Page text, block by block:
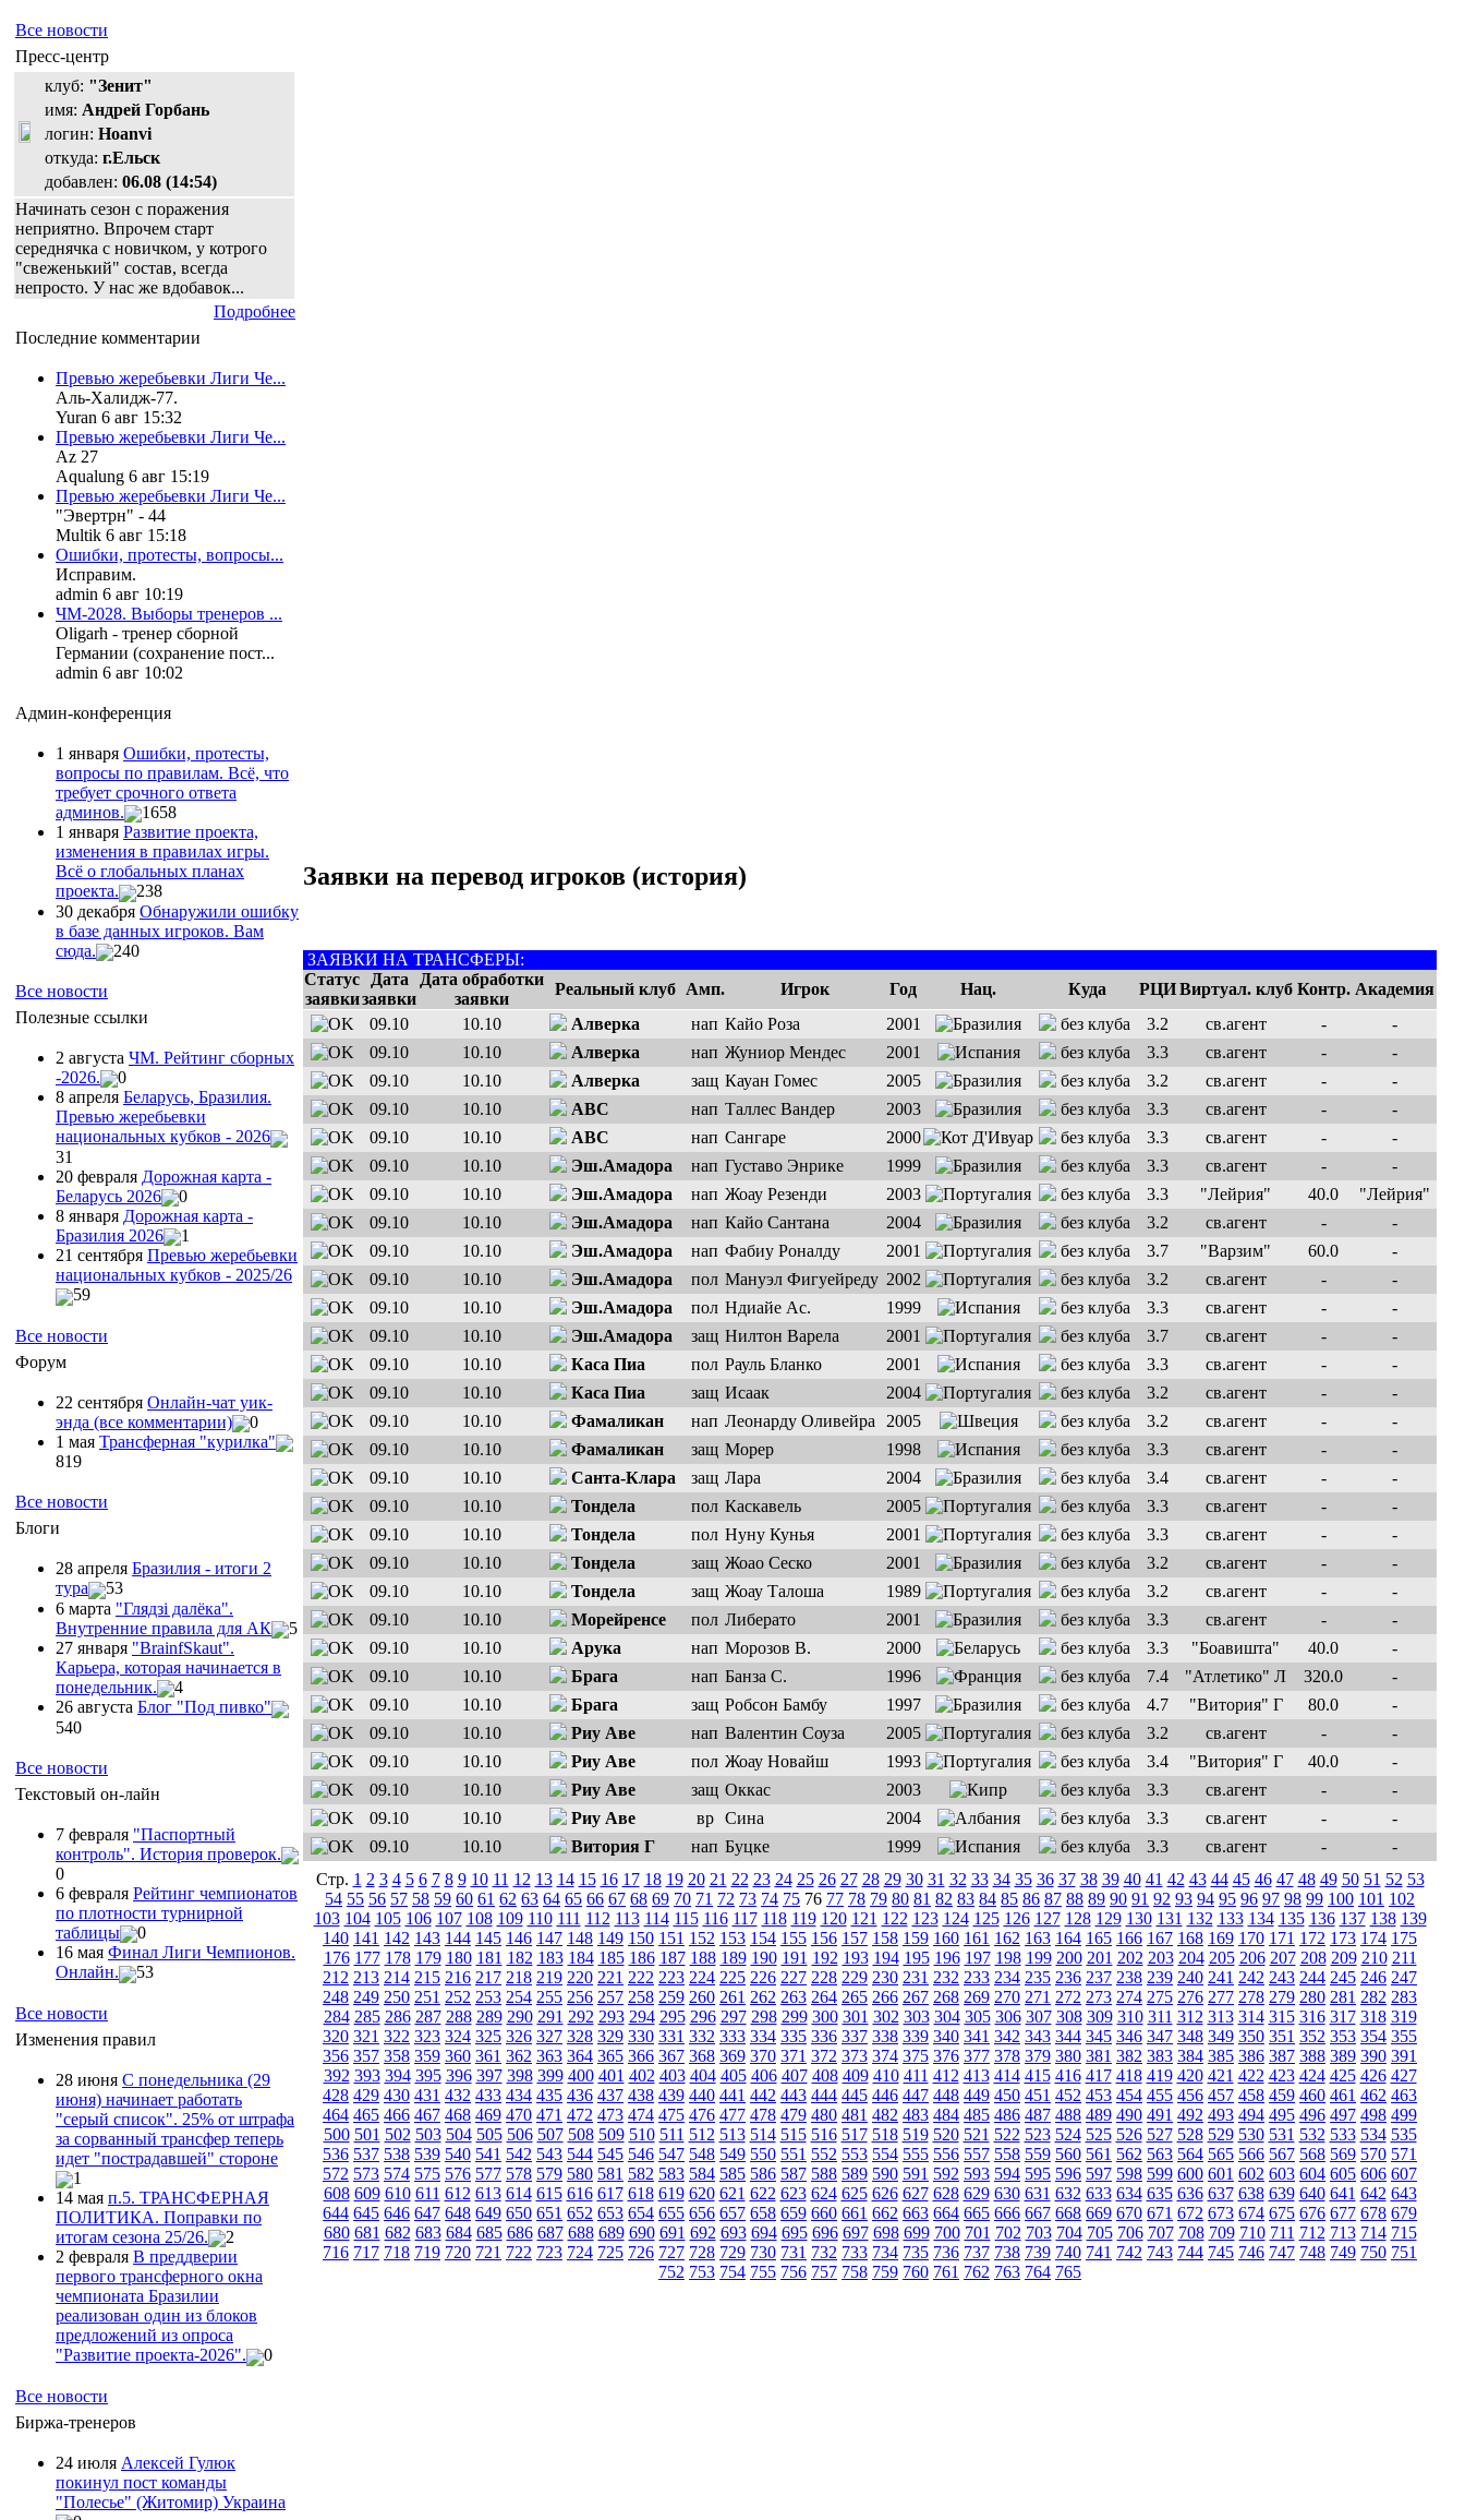
Все новости
Пресс-центр
клуб: "Зенит"
имя: Андрей Горбань
логин: Hoanvi
откуда: г.Ельск
добавлен: 06.08 (14:54)
Начинать сезон с поражения
неприятно. Впрочем старт
середнячка с новичком, у котрого
"свеженький" состав, всегда
непросто. У нас же вдобавок...
Подробнее
Последние комментарии
Превью жеребьевки Лиги Че...
Аль-Халидж-77.
Yuran 6 авг 15:32
Превью жеребьевки Лиги Че...
Az 27
Aqualung 6 авг 15:19
Превью жеребьевки Лиги Че...
"Эвертрн" - 44
Multik 6 авг 15:18
Ошибки, протесты, вопросы...
Исправим.
admin 6 авг 10:19
ЧМ-2028. Выборы тренеров ...
Oligarh - тренер сборной
Германии (сохранение пост...
admin 6 авг 10:02
Админ-конференция
1 января Ошибки, протесты,
вопросы по правилам. Всё, что
требует срочного ответа
админов.
1658
1 января Развитие проекта,
изменения в правилах игры.
Всё о глобальных планах
проекта.
238
30 декабря Обнаружили ошибку
в базе данных игроков. Вам
сюда.
240
Все новости
Полезные ссылки
2 августа ЧМ. Рейтинг сборных
-2026.
0
8 апреля Беларусь, Бразилия.
Превью жеребьевки
национальных кубков - 2026
31
20 февраля Дорожная карта -
Беларусь 2026
0
8 января Дорожная карта -
Бразилия 2026
1
21 сентября Превью жеребьевки
национальных кубков - 2025/26
59
Все новости
Форум
22 сентября Онлайн-чат уик-
энда (все комментарии)
0
1 мая Трансферная "курилка"
819
Все новости
Блоги
28 апреля Бразилия - итоги 2
тура
53
6 марта "Глядзi далёка".
Внутренние правила для АК
5
27 января "ВrainfSkaut".
Карьера, которая начинается в
понедельник.
4
26 августа Блог "Под пивко"
540
Все новости
Текстовый он-лайн
7 февраля "Паспортный
контроль". История проверок.
0
6 февраля Рейтинг чемпионатов
по плотности турнирной
таблицы
0
16 мая Финал Лиги Чемпионов.
Онлайн.
53
Все новости
Изменения правил
28 июня С понедельника (29
июня) начинает работать
"серый список". 25% от штрафа
за сорванный трансфер теперь
идет "пострадавшей" стороне
1
14 мая п.5. ТРАНСФЕРНАЯ
ПОЛИТИКА. Поправки по
итогам сезона 25/26.
2
2 февраля В преддверии
первого трансферного окна
чемпионата Бразилии
реализован один из блоков
предложений из опроса
"Развитие проекта-2026".
0
Все новости
Биржа-тренеров
24 июля Алексей Гулюк
покинул пост команды
"Полесье" (Житомир) Украина
Заявки на перевод игроков (история)
ЗАЯВКИ НА ТРАНСФЕРЫ:
Статус
заявки
Дата
заявки
Дата обработки
заявки
Реальный клуб Амп. Игрок Год Нац. Куда РЦИ Виртуал. клуб Контр. Академия
09.10
10.10 Алверка нап Кайо Роза 2001 без клуба 3.2 св.агент -
-
09.10
10.10 Алверка нап Жуниор Мендес 2001 без клуба 3.3 св.агент -
-
09.10
10.10 Алверка защ Кауан Гомес 2005 без клуба 3.2 св.агент -
-
09.10
10.10 АBC нап Таллес Вандер 2003 без клуба 3.3 св.агент -
-
09.10
10.10 АBC нап Сангaре 2000 без клуба 3.3 св.агент -
-
09.10
10.10 Эш.Амадора нап Густаво Энрике 1999 без клуба 3.3 св.агент -
-
09.10
10.10 Эш.Амадора нап Жоау Резенди 2003 без клуба 3.3 "Лейрия" 40.0
"Лейрия"
09.10
10.10 Эш.Амадора нап Кайо Сантана 2004 без клуба 3.2 св.агент -
-
09.10
10.10 Эш.Амадора нап Фабиу Роналду 2001 без клуба 3.7 "Варзим" 60.0
-
09.10
10.10 Эш.Амадора пол Мануэл Фигуейреду 2002 без клуба 3.2 св.агент -
-
09.10
10.10 Эш.Амадора пол Ндиайе Ас. 1999 без клуба 3.3 св.агент -
-
09.10
10.10 Эш.Амадора защ Нилтон Варела 2001 без клуба 3.7 св.агент -
-
09.10
10.10 Каса Пиа пол Рауль Бланко 2001 без клуба 3.3 св.агент -
-
09.10
10.10 Каса Пиа защ Исаак 2004 без клуба 3.2 св.агент -
-
09.10
10.10 Фамаликан нап Леонарду Оливейра 2005 без клуба 3.2 св.агент -
-
09.10
10.10 Фамаликан защ Морер 1998 без клуба 3.3 св.агент -
-
09.10
10.10 Санта-Клара защ Лара 2004 без клуба 3.4 св.агент -
-
09.10
10.10 Тондела пол Каскавель 2005 без клуба 3.3 св.агент -
-
09.10
10.10 Тондела пол Нуну Кунья 2001 без клуба 3.3 св.агент -
-
09.10
10.10 Тондела защ Жоао Сеско 2001 без клуба 3.2 св.агент -
-
09.10
10.10 Тондела защ Жоау Талоша 1989 без клуба 3.2 св.агент -
-
09.10
10.10 Морейренсе пол Либерато 2001 без клуба 3.3 св.агент -
-
09.10
10.10 Арука нап Морозов В. 2000 без клуба 3.3 "Боавишта" 40.0
-
09.10
10.10 Брага нап Банза С. 1996 без клуба 7.4 "Атлетико" Л 320.0
-
09.10
10.10 Брага защ Робсон Бамбу 1997 без клуба 4.7 "Витория" Г 80.0
-
09.10
10.10 Риу Аве нап Валентин Соуза 2005 без клуба 3.2 св.агент -
-
09.10
10.10 Риу Аве пол Жоау Новайш 1993 без клуба 3.4 "Витория" Г 40.0
-
09.10
10.10 Риу Аве защ Оккас 2003 без клуба 3.3 св.агент -
-
09.10
10.10 Риу Аве вр Сина 2004 без клуба 3.3 св.агент -
-
09.10
10.10 Витория Г нап Буцке 1999 без клуба 3.3 св.агент -
-
Стр. 1 2 3 4 5 6 7 8 9 10 11 12 13 14 15 16 17 18 19 20 21 22 23 24 25 26 27 28 29 30 31 32 33 34 35 36 37 38 39 40 41 42 43 44 45 46 47 48 49 50 51 52 53
54 55 56 57 58 59 60 61 62 63 64 65 66 67 68 69 70 71 72 73 74 75 76 77 78 79 80 81 82 83 84 85 86 87 88 89 90 91 92 93 94 95 96 97 98 99 100 101 102
103 104 105 106 107 108 109 110 111 112 113 114 115 116 117 118 119 120 121 122 123 124 125 126 127 128 129 130 131 132 133 134 135 136 137 138 139
140 141 142 143 144 145 146 147 148 149 150 151 152 153 154 155 156 157 158 159 160 161 162 163 164 165 166 167 168 169 170 171 172 173 174 175
176 177 178 179 180 181 182 183 184 185 186 187 188 189 190 191 192 193 194 195 196 197 198 199 200 201 202 203 204 205 206 207 208 209 210 211
212 213 214 215 216 217 218 219 220 221 222 223 224 225 226 227 228 229 230 231 232 233 234 235 236 237 238 239 240 241 242 243 244 245 246 247
248 249 250 251 252 253 254 255 256 257 258 259 260 261 262 263 264 265 266 267 268 269 270 271 272 273 274 275 276 277 278 279 280 281 282 283
284 285 286 287 288 289 290 291 292 293 294 295 296 297 298 299 300 301 302 303 304 305 306 307 308 309 310 311 312 313 314 315 316 317 318 319
320 321 322 323 324 325 326 327 328 329 330 331 332 333 334 335 336 337 338 339 340 341 342 343 344 345 346 347 348 349 350 351 352 353 354 355
356 357 358 359 360 361 362 363 364 365 366 367 368 369 370 371 372 373 374 375 376 377 378 379 380 381 382 383 384 385 386 387 388 389 390 391
392 393 394 395 396 397 398 399 400 401 402 403 404 405 406 407 408 409 410 411 412 413 414 415 416 417 418 419 420 421 422 423 424 425 426 427
428 429 430 431 432 433 434 435 436 437 438 439 440 441 442 443 444 445 446 447 448 449 450 451 452 453 454 455 456 457 458 459 460 461 462 463
464 465 466 467 468 469 470 471 472 473 474 475 476 477 478 479 480 481 482 483 484 485 486 487 488 489 490 491 492 493 494 495 496 497 498 499
500 501 502 503 504 505 506 507 508 509 510 511 512 513 514 515 516 517 518 519 520 521 522 523 524 525 526 527 528 529 530 531 532 533 534 535
536 537 538 539 540 541 542 543 544 545 546 547 548 549 550 551 552 553 554 555 556 557 558 559 560 561 562 563 564 565 566 567 568 569 570 571
572 573 574 575 576 577 578 579 580 581 582 583 584 585 586 587 588 589 590 591 592 593 594 595 596 597 598 599 600 601 602 603 604 605 606 607
608 609 610 611 612 613 614 615 616 617 618 619 620 621 622 623 624 625 626 627 628 629 630 631 632 633 634 635 636 637 638 639 640 641 642 643
644 645 646 647 648 649 650 651 652 653 654 655 656 657 658 659 660 661 662 663 664 665 666 667 668 669 670 671 672 673 674 675 676 677 678 679
680 681 682 683 684 685 686 687 688 689 690 691 692 693 694 695 696 697 698 699 700 701 702 703 704 705 706 707 708 709 710 711 712 713 714 715
716 717 718 719 720 721 722 723 724 725 726 727 728 729 730 731 732 733 734 735 736 737 738 739 740 741 742 743 744 745 746 747 748 749 750 751
752 753 754 755 756 757 758 759 760 761 762 763 764 765